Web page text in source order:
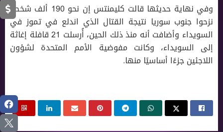
وفي نهاية حديثها قالت كليمنتس إن نحو 190 ألف شخص
نزحوا جنوب سوريا نتيجة القتال الذي اندلع في تموز في
السويداء وأضافت أنه منذ ذلك الحين، أُرسلت 21 قافلة إغاثة
إلى السويداء، وكانت مفوضية الأمم المتحدة لشؤون
اللاجئين جزءًا أساسيًا منها.